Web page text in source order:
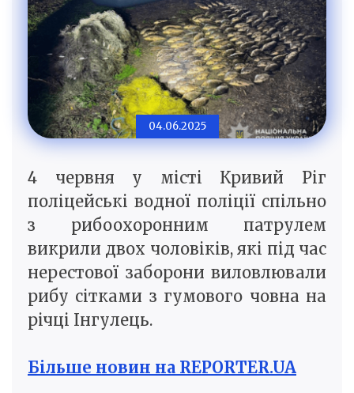
04.06.2025
4 червня у місті Кривий Ріг
поліцейські водної поліції спільно
з рибоохоронним патрулем
викрили двох чоловіків, які під час
нерестової заборони виловлювали
рибу сітками з гумового човна на
річці Інгулець.
Більше новин на REPORTER.UA